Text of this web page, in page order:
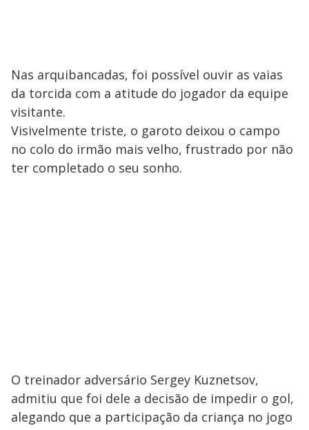
Nas arquibancadas, foi possível ouvir as vaias
da torcida com a atitude do jogador da equipe
visitante.
Visivelmente triste, o garoto deixou o campo
no colo do irmão mais velho, frustrado por não
ter completado o seu sonho.
O treinador adversário Sergey Kuznetsov,
admitiu que foi dele a decisão de impedir o gol,
alegando que a participação da criança no jogo